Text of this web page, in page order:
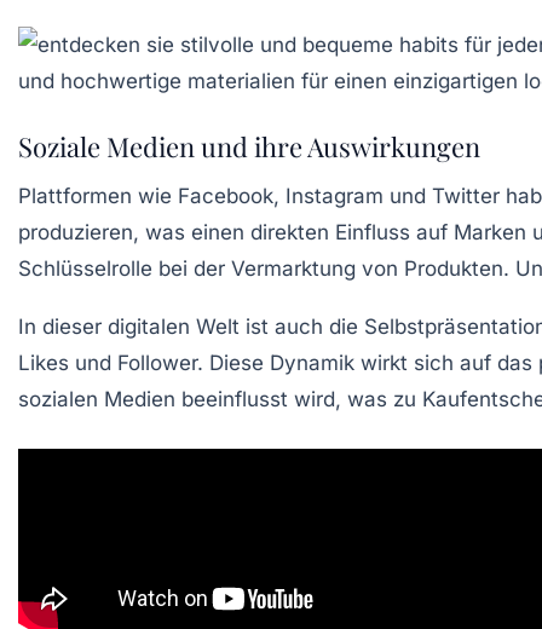
Soziale Medien und ihre Auswirkungen
Plattformen wie Facebook, Instagram und Twitter
produzieren, was einen direkten Einfluss auf
Schlüsselrolle bei der Vermarktung von Produkten.
In dieser digitalen Welt ist auch die
Likes und Follower. Diese Dynamik wirkt sich auf
sozialen Medien beeinflusst wird, was zu